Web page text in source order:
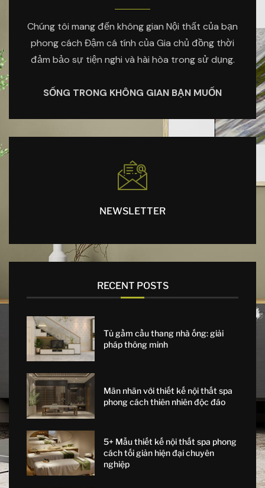
Chúng tôi mang đến không gian Nội thất của bạn
phong cách Đậm cá tính của Gia chủ đồng thời
đảm bảo sự tiện nghi và hài hòa trong sử dụng.
SỐNG TRONG KHÔNG GIAN BẠN MUỐN
NEWSLETTER
RECENT POSTS
Tủ gầm cầu thang nhà ống: giải
pháp thông minh
Mãn nhãn với thiết kế nội thất spa
phong cách thiên nhiên độc đáo
5+ Mẫu thiết kế nội thất spa phong
cách tối giản hiện đại chuyên
nghiệp